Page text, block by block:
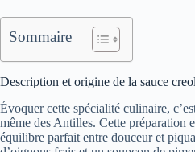
Sommaire
Description et origine de la sauce
Évoquer cette spécialité culinaire,
même des Antilles. Cette préparation
équilibre parfait entre douceur et